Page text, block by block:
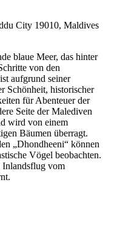
City 19010, Maldives
blaue Meer, das hinter
von den
aufgrund seiner
Schönheit, historischer
für Abenteuer der
Seite der Malediven
wird von einem
Bäumen überragt.
„Dhondheeni“ können
Vögel beobachten.
Inlandsflug vom